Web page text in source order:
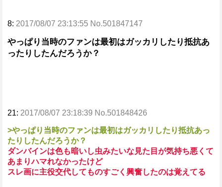
8: 2017/08/07 23:13:55 No.501847147
やっぱり当時のファンは最初はガッカリしたり抵抗あ
ったりしたんだろうか？
21: 2017/08/07 23:18:39 No.501848426
>やっぱり当時のファンは最初はガッカリしたり抵抗あっ
たりしたんだろうか？
ダンバインは色も暗いし虫みたいな見た目が気持ち悪くて
あまりハマれなかったけど
スレ画に主役交代してものすごく興奮したのは覚えてる